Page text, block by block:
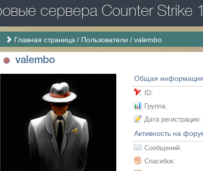
сервера Counter Strike
Главная страница / Пользователи /valembo
valembo
Общая информация
ID:
Группа:
Дата регистрации:
Активность на
Сообщений:
Спасибок: